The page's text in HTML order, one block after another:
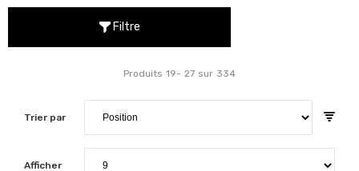
Filtre
Trier par
Produits 19- 27 sur 334
Afficher